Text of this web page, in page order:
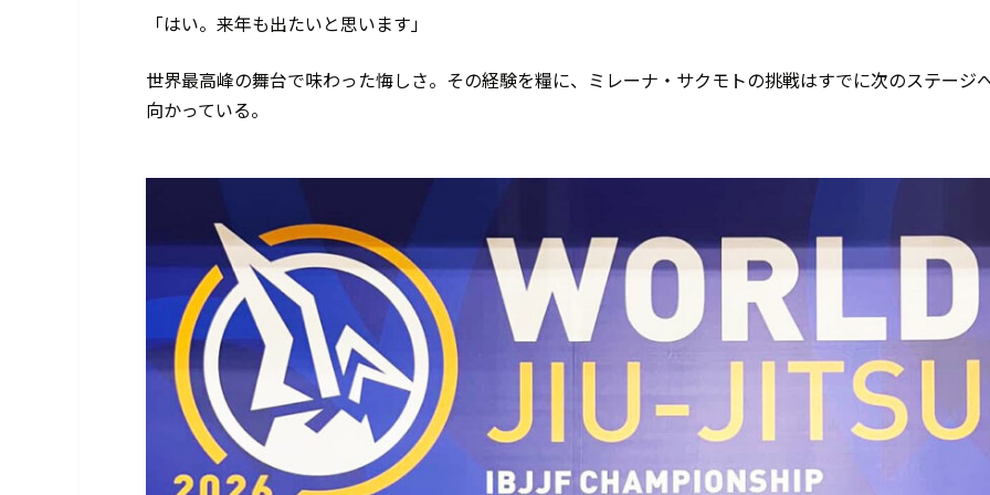
「はい。来年も出たいと思います」
世界最高峰の舞台で味わった悔しさ。その経験を糧に、ミレーナ・サクモトの挑戦はすでに次のステージ
向かっている。